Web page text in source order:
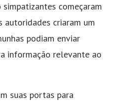
começaram
autoridades criaram um
podiam enviar
informação relevante ao
suas portas para